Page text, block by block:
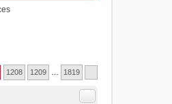
1208 1209 1819
Citer